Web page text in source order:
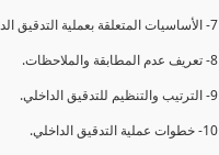
7- الأساسيات المتعلقة بعملية التدقيق الداخلي.
8- تعريف عدم المطابقة والملاحظات.
9- الترتيب والتنظيم للتدقيق الداخلي.
10- خطوات عملية التدقيق الداخلي.